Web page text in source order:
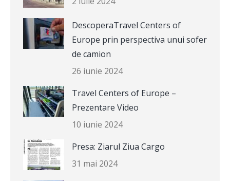
DescoperaTravel Centers of
Europe prin perspectiva unui sofer
de camion
26 iunie 2024
Travel Centers of Europe –
Prezentare Video
10 iunie 2024
Presa: Ziarul Ziua Cargo
31 mai 2024